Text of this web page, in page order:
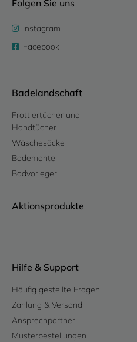
Folgen Sie uns
Instagram
Facebook
Badelandschaft
Frottiertücher und
Handtücher
Wäschesäcke
Bademantel
Badvorleger
Aktionsprodukte
Hilfe & Support
Häufig gestellte Fragen
Zahlung & Versand
Ansprechpartner
Musterbestellungen